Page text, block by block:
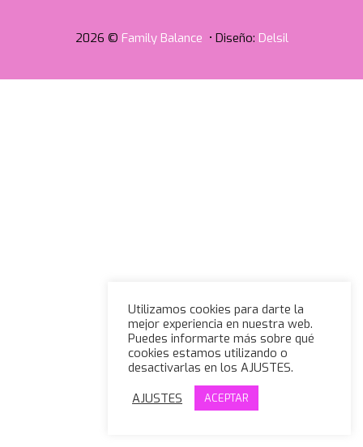
2026 © Family Balance • Diseño: Delsil
Utilizamos cookies para darte la
mejor experiencia en nuestra web.
Puedes informarte más sobre qué
cookies estamos utilizando o
desactivarlas en los AJUSTES.
AJUSTES
ACEPTAR